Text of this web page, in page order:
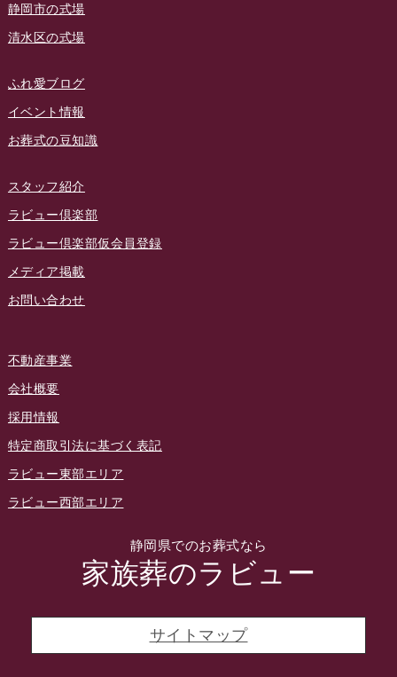
2023年4月
2023年3月
2023年2月
2023年1月
2022年12月
2022年9月
2022年8月
2022年7月
2022年5月
2022年4月
2022年3月
2021年9月
2021年8月
ラビュー島田六合
ラビュー金谷
ラビュー藤枝本町
静岡県でのお葬式なら
家族葬のラビュー
サイトマップ
静岡市の式場
清水区の式場
ふれ愛ブログ
イベント情報
お葬式の豆知識
スタッフ紹介
ラビュー倶楽部
ラビュー倶楽部仮会員登録
メディア掲載
お問い合わせ
不動産事業
会社概要
採用情報
特定商取引法に基づく表記
ラビュー東部エリア
ラビュー西部エリア